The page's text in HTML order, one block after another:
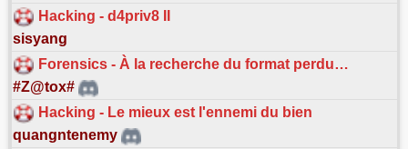
Hacking - d4priv8 II
sisyang
Forensics - À la recherche du format perdu…
#Z@tox#
Hacking - Le mieux est l'ennemi du bien
quangntenemy